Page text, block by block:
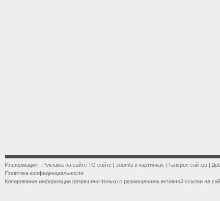
Информация | Реклама на сайте | О сайте | Joomla в картинках | Галерея сайтов |
Политика конфиденциальности
Копирование информации разрешено только с размещением активной ссылки на